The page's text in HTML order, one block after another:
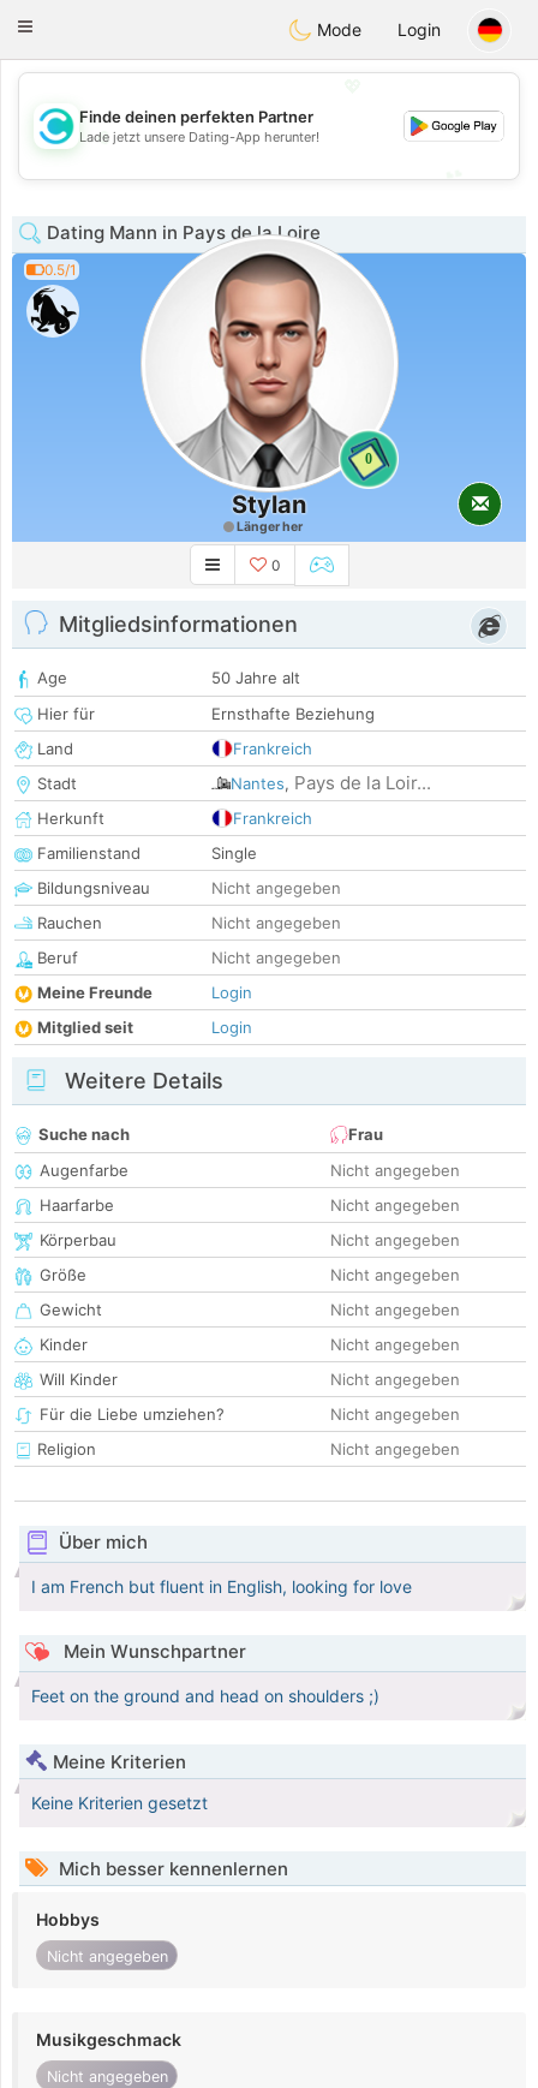
olombiaCitas
Toggle
Mode Login
💖
💕
Finde deinen perfekten Partner
Lade jetzt unsere Dating-App herunter!
Dating Mann in Pays de la Loire
0.5/1
0
Stylan
Länger her
0
Mitgliedsinformationen
Age
50 Jahre alt
Hier für
Ernsthafte Beziehung
Land
Frankreich
Stadt
Nantes, Pays de la Loir...
Herkunft
Frankreich
Familienstand
Single
Bildungsniveau
Nicht angegeben
Rauchen
Nicht angegeben
Beruf
Nicht angegeben
Meine Freunde
Login
Mitglied seit
Login
Weitere Details
Suche nach
Frau
Augenfarbe
Nicht angegeben
Haarfarbe
Nicht angegeben
Körperbau
Nicht angegeben
Größe
Nicht angegeben
Gewicht
Nicht angegeben
Kinder
Nicht angegeben
Will Kinder
Nicht angegeben
Für die Liebe umziehen?
Nicht angegeben
Religion
Nicht angegeben
Über mich
I am French but fluent in English, looking for love
Mein Wunschpartner
Feet on the ground and head on shoulders ;)
Meine Kriterien
Keine Kriterien gesetzt
Mich besser kennenlernen
Hobbys
Nicht angegeben
Musikgeschmack
Nicht angegeben